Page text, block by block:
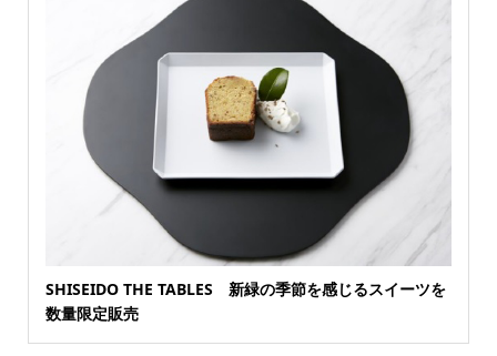
SHISEIDO THE TABLES 新緑の季節を感じるスイーツを
数量限定販売